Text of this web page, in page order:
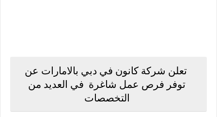
تعلن شركة كانون في دبي بالامارات عن
توفر فرص عمل شاغرة في العديد من
التخصصات